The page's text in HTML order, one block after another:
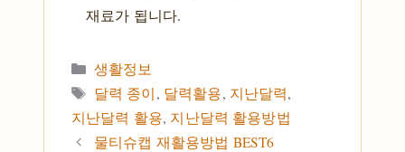
재료가 됩니다.
카테고리
생활정보
태그
달력 종이 , 달력활용, 지난달력,
지난달력 활용, 지난달력 활용방법
물티슈캡 재활용방법 BEST6